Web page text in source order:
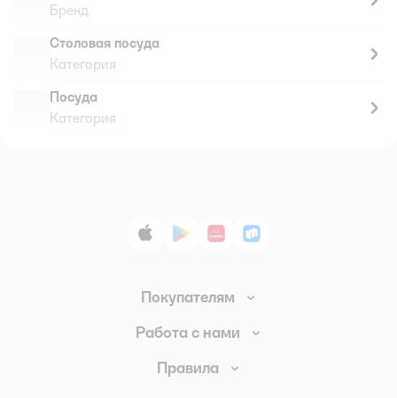
Бренд
Столовая посуда
Категория
Посуда
Категория
App StoreGoogle Play
AppGallery
RuStore
Покупателям
Доставка и оплата
Промокоды
Работа с нами
Вакансии
Правила